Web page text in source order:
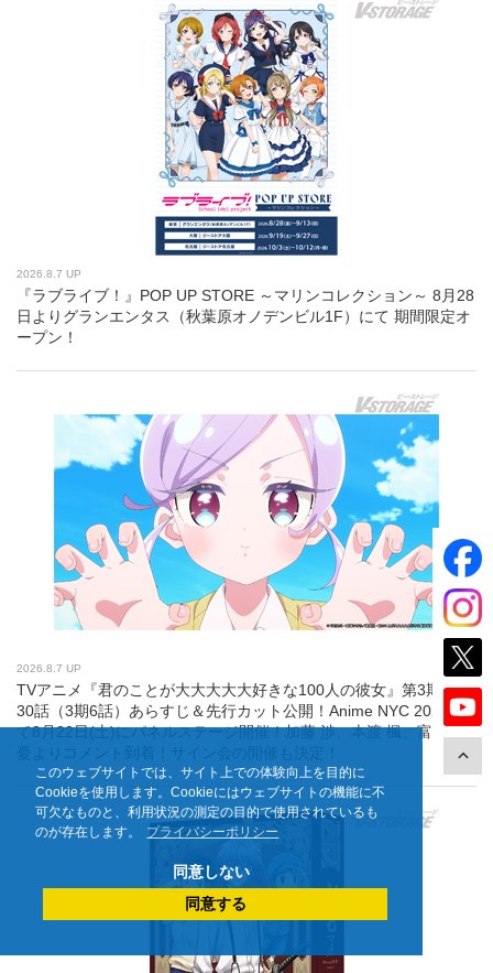
このウェブサイトでは、サイト上での体験向上を目的に
Cookieを使用します。Cookieにはウェブサイトの機能に不
可欠なものと、利用状況の測定の目的で使用されているも
のが存在します。
プライバシーポリシー
同意しない
同意する
2026.8.7 UP
『ラブライブ！』POP UP STORE ～マリンコレクション～ 8月28
日よりグランエンタス（秋葉原オノデンビル1F）にて 期間限定オ
ープン！
2026.8.7 UP
TVアニメ『君のことが大大大大大好きな100人の彼女』第3期 第
30話（3期6話）あらすじ＆先行カット公開！Anime NYC 2026に
て8月22日(土)にパネルステージ開催！加藤 渉、本渡 楓、富田美